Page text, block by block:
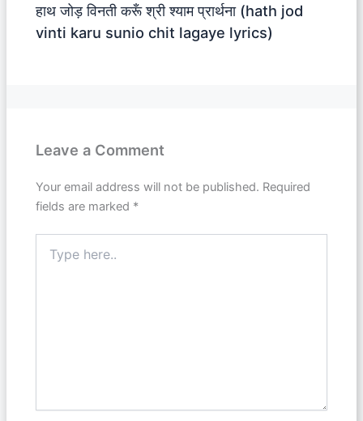
हाथ जोड़ विनती करूँ श्री श्याम प्रार्थना (hath jod
vinti karu sunio chit lagaye lyrics)
Leave a Comment
Your email address will not be published. Required
fields are marked *
here..